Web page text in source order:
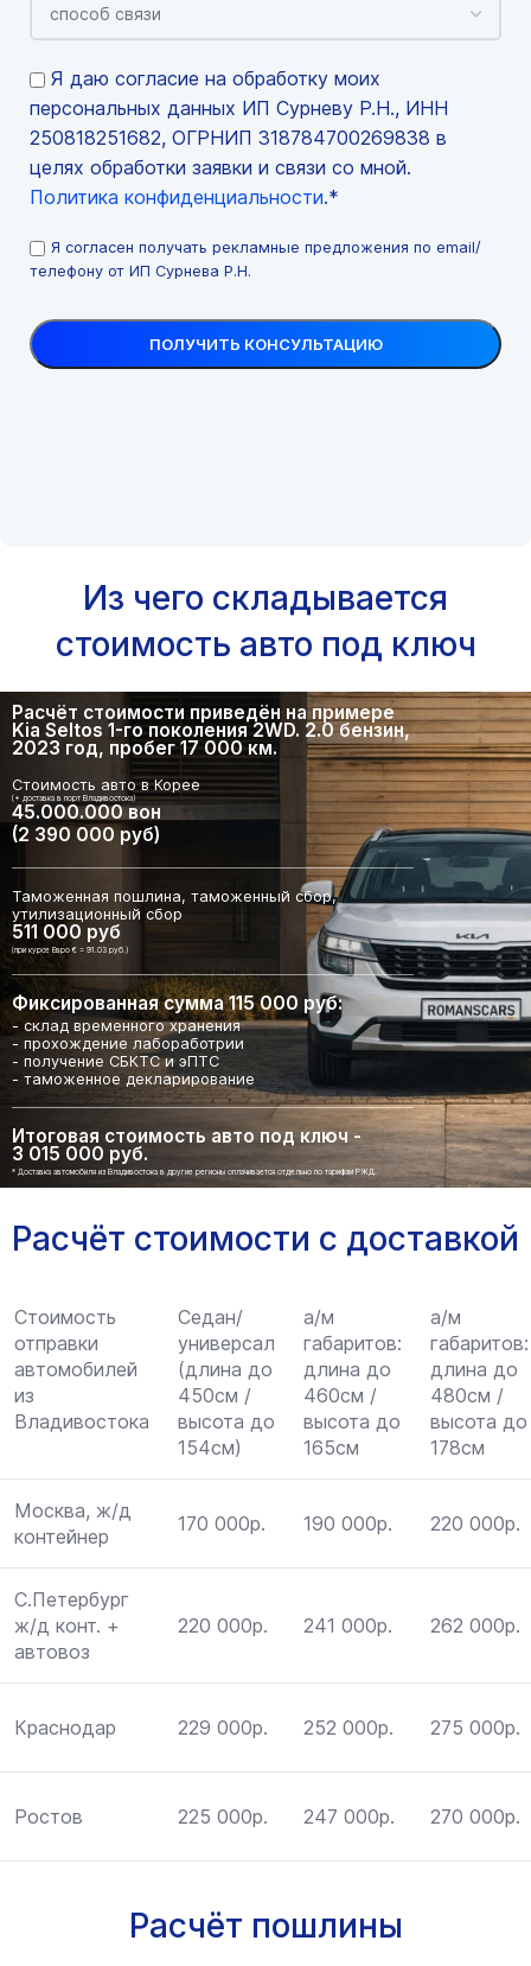
Я даю согласие на обработку моих
персональных данных ИП Сурневу Р.Н., ИНН
250818251682, ОГРНИП 318784700269838 в
целях обработки заявки и связи со мной.
Политика конфиденциальности.*
Я согласен получать рекламные предложения по email/
телефону от ИП Сурнева Р.Н.
Из чего складывается
стоимость авто под ключ
Расчёт стоимости приведён на примере
Kia Seltos 1-го поколения 2WD. 2.0 бензин,
2023 год, пробег 17 000 км.
Стоимость авто в Корее
(+ доставка в порт Владивостока)
45.000.000 вон
(2 390 000 руб)
Таможенная пошлина, таможенный сбор,
утилизационный сбор
511 000 руб
(при курсе Евро € = 91.03 руб.)
Фиксированная сумма 115 000 руб:
- склад временного хранения
- прохождение лабоработрии
- получение СБКТС и эПТС
- таможенное декларирование
Итоговая стоимость авто под ключ -
3 015 000 руб.
* Доставка автомобиля из Владивостока в другие регионы оплачивается отдельно по тарифам РЖД.
Расчёт стоимости с доставкой
Стоимость
отправки
автомобилей
из
Владивостока
Седан/
универсал
(длина до
450см /
высота до
154см)
а/м
габаритов:
длина до
460см /
высота до
165см
а/м
габаритов:
длина до
480см /
высота до
178см
Москва, ж/д
контейнер
170 000р. 190 000р. 220 000р.
С.Петербург
ж/д конт. +
автовоз
220 000р. 241 000р. 262 000р.
Краснодар 229 000р. 252 000р. 275 000р.
Ростов 225 000р. 247 000р. 270 000р.
Расчёт пошлины